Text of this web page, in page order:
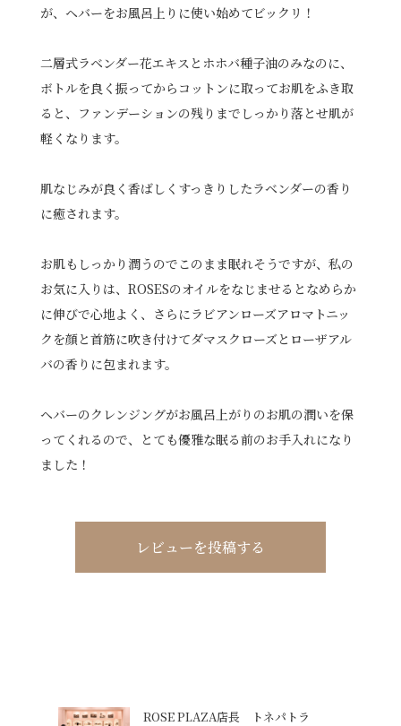
が、ヘバーをお風呂上りに使い始めてビックリ！
二層式ラベンダー花エキスとホホバ種子油のみなのに、
ボトルを良く振ってからコットンに取ってお肌をふき取
ると、ファンデーションの残りまでしっかり落とせ肌が
軽くなります。
肌なじみが良く香ばしくすっきりしたラベンダーの香り
に癒されます。
お肌もしっかり潤うのでこのまま眠れそうですが、私の
お気に入りは、ROSESのオイルをなじませるとなめらか
に伸びで心地よく、さらにラビアンローズアロマトニッ
クを顔と首筋に吹き付けてダマスクローズとローザアル
バの香りに包まれます。
ヘバーのクレンジングがお風呂上がりのお肌の潤いを保
ってくれるので、とても優雅な眠る前のお手入れになり
ました！
レビューを投稿する
ROSE PLAZA店長 トネパトラ